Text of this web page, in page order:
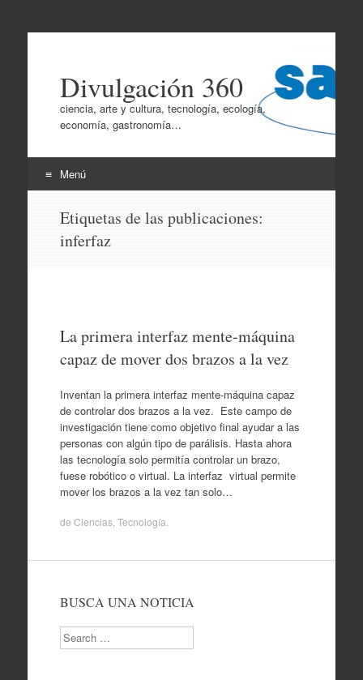
Divulgación 360
ciencia, arte y cultura, tecnología, ecología,
economía, gastronomía…
Menú
contenido
Etiquetas de las publicaciones:
inferfaz
La primera interfaz mente-máquina
capaz de mover dos brazos a la vez
Inventan la primera interfaz mente-máquina capaz
de controlar dos brazos a la vez. Este campo de
investigación tiene como objetivo final ayudar a las
personas con algún tipo de parálisis. Hasta ahora
las tecnología solo permitía controlar un brazo,
fuese robótico o virtual. La interfaz virtual permite
mover los brazos a la vez tan solo…
de Ciencias, Tecnología
BUSCA UNA NOTICIA
Search